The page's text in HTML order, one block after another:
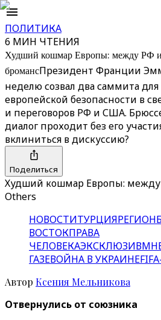
ПОЛИТИКА
6 МИН ЧТЕНИЯ
Худший кошмар Европы: между
бромансПрезидент Франции
неделю созвал два саммита
европейской безопасности в
и переговоров РФ и США.
диалог проходит без его
вклиниться в дискуссию?
Поделиться
Худший кошмар Европы:
Others
НОВОСТИТУРЦИЯРЕГИОН
ВОСТОКПРАВА
ЧЕЛОВЕКАЭКСКЛЮЗИВ
ГАЗЕВОЙНА В УКРАИНЕ
Автор Ксения Мельникова
Отвернулись от союзника